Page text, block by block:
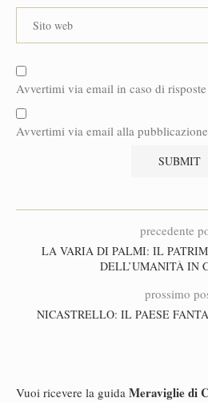
Avvertimi via email in caso di
Avvertimi via email alla
precedente
LA VARIA DI PALMI: IL
DELL’UMANITÀ IN
prossimo
NICASTRELLO: IL PAESE
Vuoi ricevere la guida Meraviglie di